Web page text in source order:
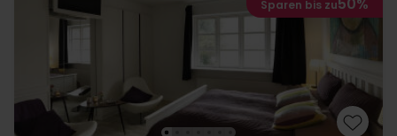
Sparen bis zu